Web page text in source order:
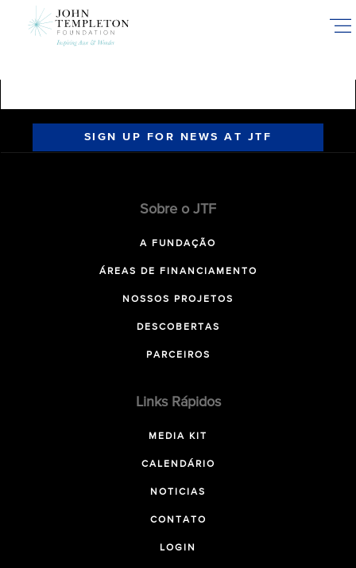
SIGN UP FOR NEWS AT JTF
Sobre o JTF
A FUNDAÇÃO
ÁREAS DE FINANCIAMENTO
NOSSOS PROJETOS
DESCOBERTAS
PARCEIROS
Links Rápidos
MEDIA KIT
CALENDÁRIO
NOTICIAS
CONTATO
LOGIN